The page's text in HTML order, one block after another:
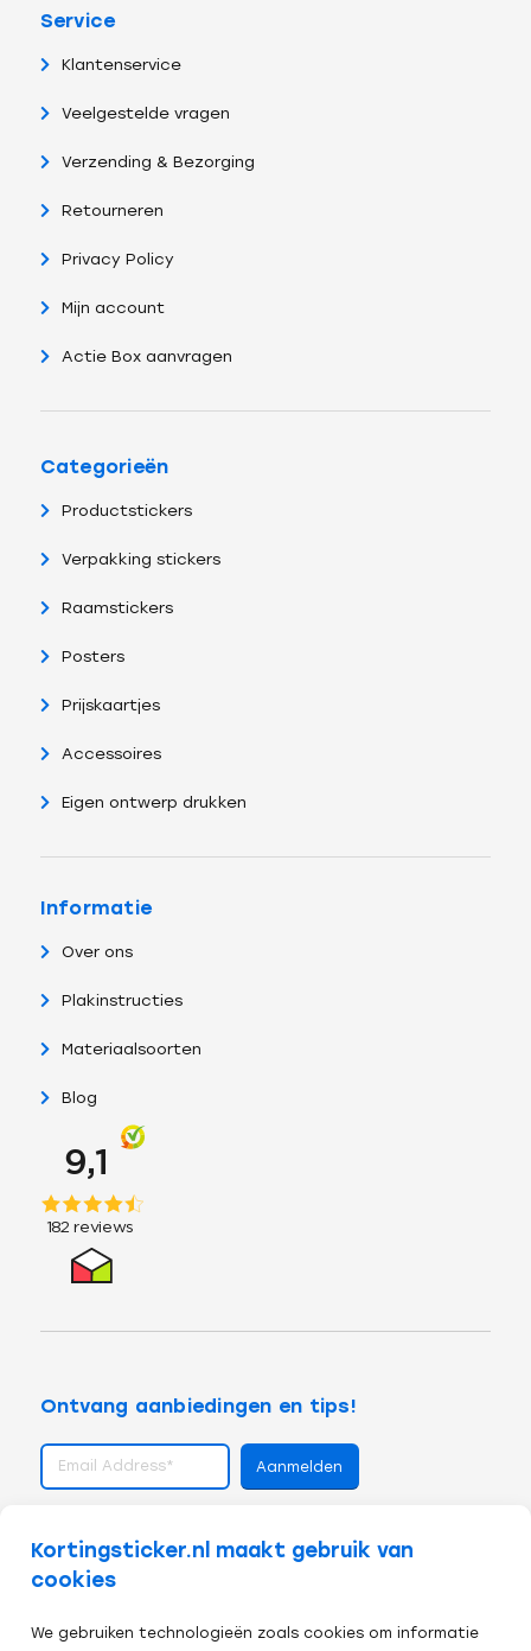
Kortingsticker.nl maakt gebruik van
cookies
We gebruiken technologieën zoals cookies om informatie
Service
Klantenservice
Veelgestelde vragen
Verzending & Bezorging
Retourneren
Privacy Policy
Mijn account
Actie Box aanvragen
Categorieën
Productstickers
Verpakking stickers
Raamstickers
Posters
Prijskaartjes
Accessoires
Eigen ontwerp drukken
Informatie
Over ons
Plakinstructies
Materiaalsoorten
Blog
Ontvang aanbiedingen en tips!